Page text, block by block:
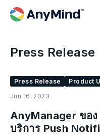
Press Release
Press Release Product
Jun 16, 2023
AnyManager ขอ
บริการ Push